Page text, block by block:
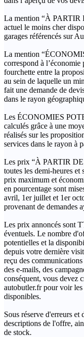
La mention “À PARTIR
actuel le moins cher
garages référencés sur
La mention
correspond à
fourchette entre la
au sein de laquelle un
fait une demande de
dans le rayon
Les ÉCONOMIES
calculés grâce à une
réalisés sur les
services dans le rayon à
Les prix “À PARTIR
toutes les demi-heures
prix maximum et
en pourcentage sont
avril, 1er juillet et 1er
provenant de demandes
Les prix annoncés sont
éventuels. Le nombre
potentielles et la
depuis votre dernière
reçu des
des e-mails, des
conséquent, vous devez
autobutler.fr pour voir
disponibles.
Sous réserve d'erreurs et
descriptions de l'offre,
de stock.